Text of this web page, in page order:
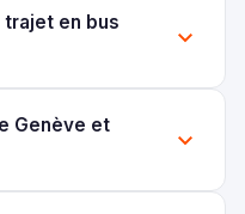
en bus
Genève et